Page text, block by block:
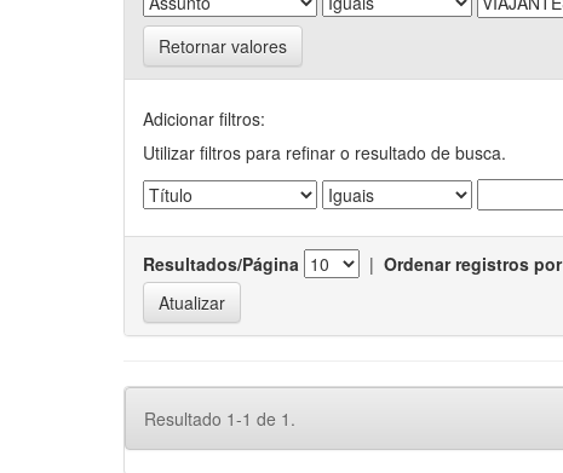
Retornar valores
Adicionar filtros:
Utilizar filtros para refinar o resultado de busca.
Resultados/Página | Ordenar registros por
Resultado 1-1 de 1.